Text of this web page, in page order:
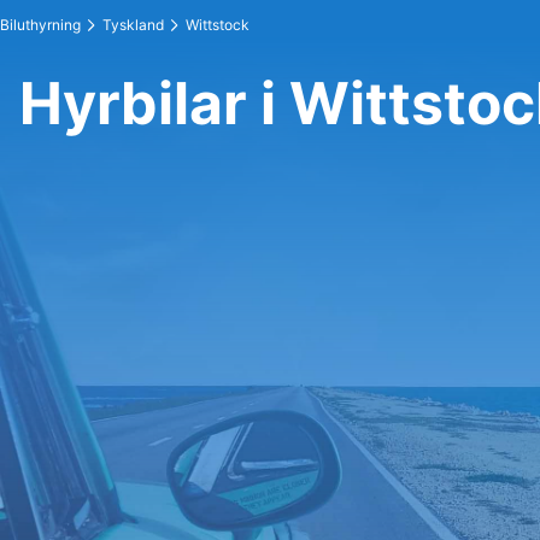
Biluthyrning Tyskland Wittstock
Hyrbilar i